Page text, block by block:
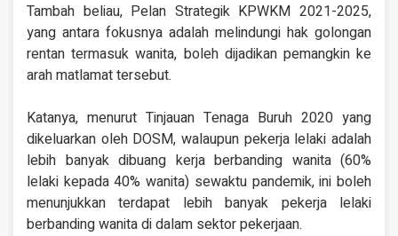
Tambah beliau, Pelan Strategik KPWKM 2021-2025,
yang antara fokusnya adalah melindungi hak golongan
rentan termasuk wanita, boleh dijadikan pemangkin ke
arah matlamat tersebut.
Katanya, menurut Tinjauan Tenaga Buruh 2020 yang
dikeluarkan oleh DOSM, walaupun pekerja lelaki adalah
lebih banyak dibuang kerja berbanding wanita (60%
lelaki kepada 40% wanita) sewaktu pandemik, ini boleh
menunjukkan terdapat lebih banyak pekerja lelaki
berbanding wanita di dalam sektor pekerjaan.